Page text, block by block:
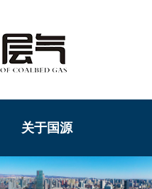
关于国源